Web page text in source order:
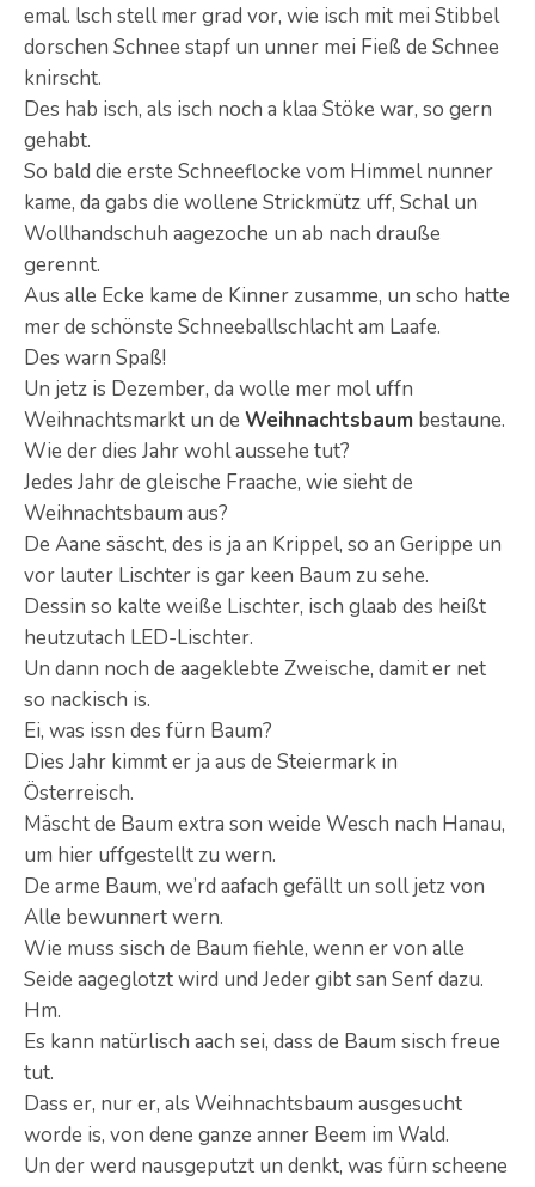
emal. lsch stell mer grad vor, wie isch mit mei Stibbel
dorschen Schnee stapf un unner mei Fieß de Schnee
knirscht.
Des hab isch, als isch noch a klaa Stöke war, so gern
gehabt.
So bald die erste Schneeflocke vom Himmel nunner
kame, da gabs die wollene Strickmütz uff, Schal un
Wollhandschuh aagezoche un ab nach drauße
gerennt.
Aus alle Ecke kame de Kinner zusamme, un scho hatte
mer de schönste Schneeballschlacht am Laafe.
Des warn Spaß!
Un jetz is Dezember, da wolle mer mol uffn
Weihnachtsmarkt un de Weihnachtsbaum bestaune.
Wie der dies Jahr wohl aussehe tut?
Jedes Jahr de gleische Fraache, wie sieht de
Weihnachtsbaum aus?
De Aane säscht, des is ja an Krippel, so an Gerippe un
vor lauter Lischter is gar keen Baum zu sehe.
Dessin so kalte weiße Lischter, isch glaab des heißt
heutzutach LED-Lischter.
Un dann noch de aageklebte Zweische, damit er net
so nackisch is.
Ei, was issn des fürn Baum?
Dies Jahr kimmt er ja aus de Steiermark in
Österreisch.
Mäscht de Baum extra son weide Wesch nach Hanau,
um hier uffgestellt zu wern.
De arme Baum, we’rd aafach gefällt un soll jetz von
Alle bewunnert wern.
Wie muss sisch de Baum fiehle, wenn er von alle
Seide aageglotzt wird und Jeder gibt san Senf dazu.
Hm.
Es kann natürlisch aach sei, dass de Baum sisch freue
tut.
Dass er, nur er, als Weihnachtsbaum ausgesucht
worde is, von dene ganze anner Beem im Wald.
Un der werd nausgeputzt un denkt, was fürn scheene